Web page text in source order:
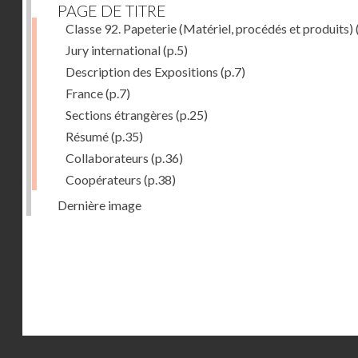
PAGE DE TITRE
Classe 92. Papeterie (Matériel, procédés et produits)
Jury international(p.5)
Description des Expositions (p.7)
France(p.7)
Sections étrangères (p.25)
Résumé(p.35)
Collaborateurs (p.36)
Coopérateurs (p.38)
Dernière image